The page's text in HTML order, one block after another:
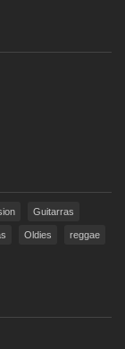
Guitarras
Oldies reggae